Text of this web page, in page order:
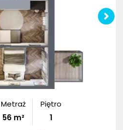
Metraż
56 m²
Piętro
1